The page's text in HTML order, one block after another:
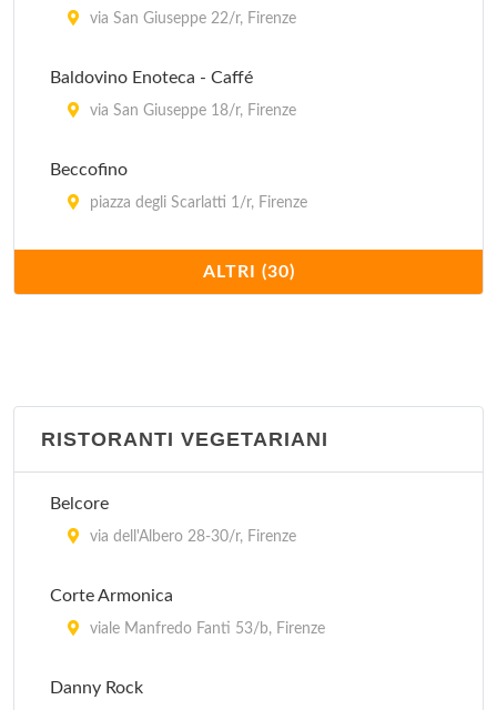
via San Giuseppe 22/r, Firenze
Baldovino Enoteca - Caffé
via San Giuseppe 18/r, Firenze
Beccofino
piazza degli Scarlatti 1/r, Firenze
via Serragli 78/r, Firenze
Caffé Concerto
Cantinetta dei Verrazzano
Cantinone
ALTRI (30)
RISTORANTI VEGETARIANI
Belcore
via dell'Albero 28-30/r, Firenze
Corte Armonica
viale Manfredo Fanti 53/b, Firenze
Danny Rock